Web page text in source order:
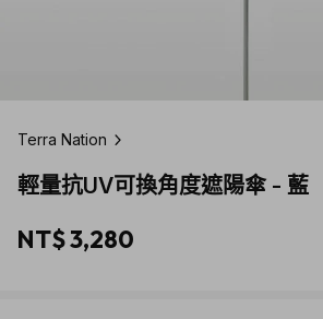
Terra Nation
輕量抗UV可換角度遮陽傘 - 藍
NT$ 3,280